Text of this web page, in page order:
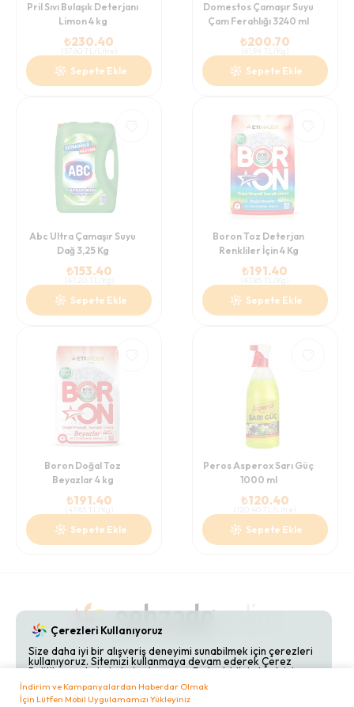
İndirim ve Kampanyalardan Haberdar Olmak
İçin Lütfen Mobil Uygulamamızı Yükleyiniz
Pril Sıvı Bulaşık Deterjanı
Limon 4 kg
₺230.40
Sepete Ekle
Domestos Çamaşır Suyu
Çam Ferahlığı 3240 ml
₺200.70
Sepete Ekle
Abc Ultra Çamaşır Suyu
Dağ 3,25 Kg
₺153.40
Sepete Ekle
Boron Toz Deterjan
Renkliler İçin 4 Kg
₺191.40
Sepete Ekle
Boron Doğal Toz
Beyazlar 4 kg
₺191.40
Sepete Ekle
Peros Asperox Sarı Güç
1000 ml
₺120.40
Sepete Ekle
Gizlilik PolitikalarıHakkımızdaBize Ulaşın
Çerezleri Kullanıyoruz
Size daha iyi bir alışveriş deneyimi sunabilmek için çerezleri
kullanıyoruz. Sitemizi kullanmaya devam ederek Çerez
Politikamızı kabul etmiş olursunuz. Detaylı bilgi almak için
Çerez Politikamızı
inceleyebilirsiniz.